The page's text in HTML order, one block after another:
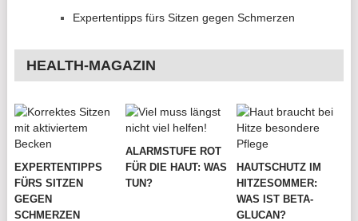
Expertentipps fürs Sitzen gegen Schmerzen
HEALTH-MAGAZIN
EXPERTENTIPPS
FÜRS SITZEN
GEGEN
SCHMERZEN
ALARMSTUFE ROT
FÜR DIE HAUT: WAS
TUN?
HAUTSCHUTZ IM
HITZESOMMER:
WAS IST BETA-
GLUCAN?